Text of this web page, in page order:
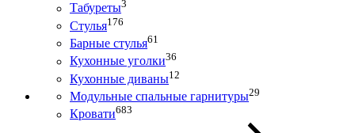
Табуреты3
Стулья176
Барные стулья61
Кухонные уголки36
Кухонные диваны12
Модульные спальные гарнитуры29
Кровати683